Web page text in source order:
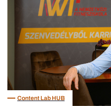
Content Lab HUB